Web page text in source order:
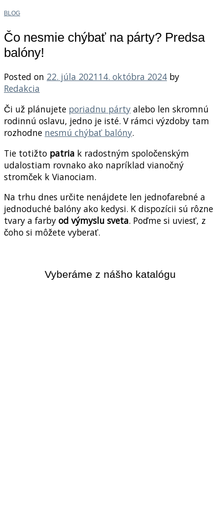
BLOG
Čo nesmie chýbať na párty? Predsa
balóny!
Posted on 22. júla 202114. októbra 2024 by
Redakcia
Či už plánujete poriadnu párty alebo len skromnú
rodinnú oslavu, jedno je isté. V rámci výzdoby tam
rozhodne nesmú chýbať balóny.
Tie totižto patria k radostným spoločenským
udalostiam rovnako ako napríklad vianočný
stromček k Vianociam.
Na trhu dnes určite nenájdete len jednofarebné a
jednoduché balóny ako kedysi. K dispozícii sú rôzne
tvary a farby od výmyslu sveta. Poďme si uviesť, z
čoho si môžete vyberať.
Vyberáme z nášho katalógu